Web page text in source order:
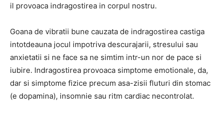
il provoaca indragostirea in corpul nostru.
Goana de vibratii bune cauzata de indragostirea castiga
intotdeauna jocul impotriva descurajarii, stresului sau
anxietatii si ne face sa ne simtim intr-un nor de pace si
iubire. Indragostirea provoaca simptome emotionale, da,
dar si simptome fizice precum asa-zisii fluturi din stomac
(e dopamina), insomnie sau ritm cardiac necontrolat.